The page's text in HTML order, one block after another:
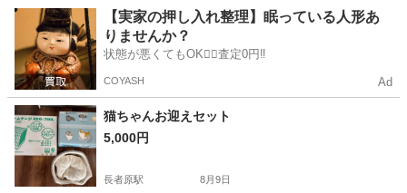
福岡 古賀市 古賀駅 その他 よろしくお願いします
【実家の押し入れ整理】眠っている人形あ
りませんか？
状態が悪くてもOK🙆‍♀️査定0円‼️
COYASH Ad
猫ちゃんお迎えセット
5,000円
長者原駅 8月9日